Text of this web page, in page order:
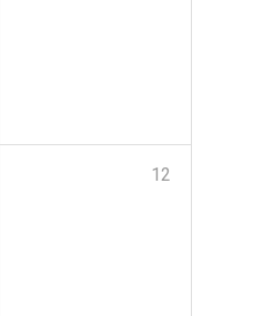
12